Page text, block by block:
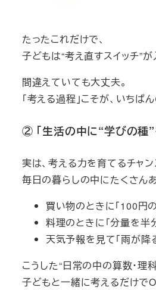
たったこれだけで、
子どもは“考え直すスイッチ”が
間違えていても大丈夫。
「考える過程」こそが、いちば
② 「生活の中に“学びの種”
実は、考える力を育てるチャ
毎日の暮らしの中にたくさんあ
買い物のときに「100円
料理のときに「分量を半
天気予報を見て「雨が降
こうした“日常の中の算数・理科
子どもと一緒に考えるだけで